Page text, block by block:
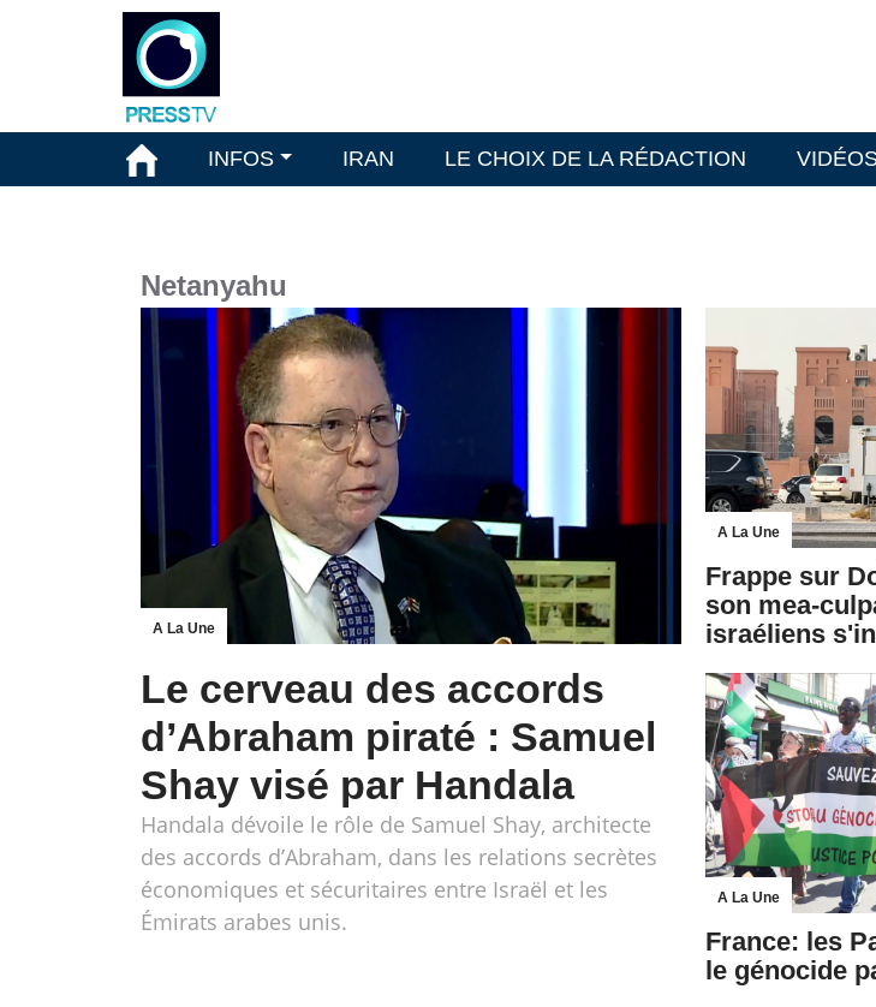
INFOS IRAN LE CHOIX DE LA RÉDACTION
Netanyahu
A La Une
Le cerveau des accords
d’Abraham piraté : Samuel
Shay visé par Handala
Handala dévoile le rôle de Samuel Shay, architecte
des accords d’Abraham, dans les relations secrètes
économiques et sécuritaires entre Israël et les
Émirats arabes unis.
A La Une
Frappe sur
son mea-
israéliens
A La Une
France: les
le génocide